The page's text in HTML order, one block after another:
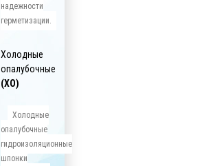
надежности
герметизации.
Холодные
опалубочные
(ХО)
Холодные
опалубочные
гидроизоляционные
шпонки